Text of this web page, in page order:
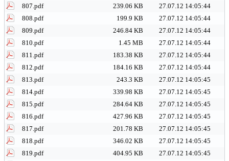
807.pdf
239.06 KB
27.07.12 14:05:44
808.pdf
199.9 KB
27.07.12 14:05:44
809.pdf
246.84 KB
27.07.12 14:05:44
810.pdf
1.45 MB
27.07.12 14:05:44
811.pdf
183.38 KB
27.07.12 14:05:44
812.pdf
184.16 KB
27.07.12 14:05:44
813.pdf
243.3 KB
27.07.12 14:05:45
814.pdf
339.98 KB
27.07.12 14:05:45
815.pdf
284.64 KB
27.07.12 14:05:45
816.pdf
427.96 KB
27.07.12 14:05:45
817.pdf
201.78 KB
27.07.12 14:05:45
818.pdf
346.02 KB
27.07.12 14:05:45
819.pdf
404.95 KB
27.07.12 14:05:45